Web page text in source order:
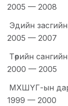
2005 — 2008
Эдийн засгийн
2005 — 2007
Төрийн
2000 — 2005
МХШҮГ-ын
1999 — 2000